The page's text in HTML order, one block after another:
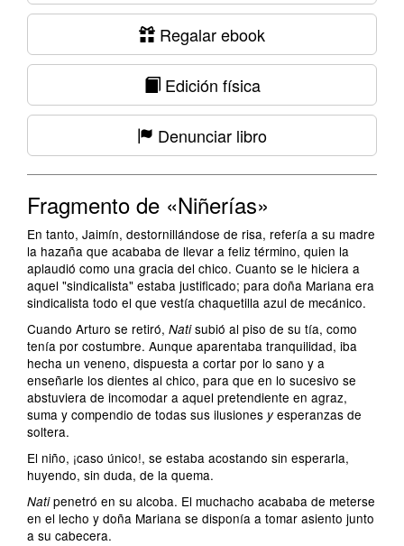
Regalar ebook
Edición física
Denunciar libro
Fragmento de «Niñerías»
En tanto, Jaimín, destornillándose de risa, refería a su madre
la hazaña que acababa de llevar a feliz término, quien la
aplaudió como una gracia del chico. Cuanto se le hiciera a
aquel "sindicalista" estaba justificado; para doña Mariana era
sindicalista todo el que vestía chaquetilla azul de mecánico.
Cuando Arturo se retiró, Natisubió al piso de su tía, como
tenía por costumbre. Aunque aparentaba tranquilidad, iba
hecha un veneno, dispuesta a cortar por lo sano y a
enseñarle los dientes al chico, para que en lo sucesivo se
abstuviera de incomodar a aquel pretendiente en agraz,
suma y compendio de todas sus ilusiones yesperanzas de
soltera.
El niño, ¡caso único!, se estaba acostando sin esperarla,
huyendo, sin duda, de la quema.
Natipenetró en su alcoba. El muchacho acababa de meterse
en el lecho y doña Mariana se disponía a tomar asiento junto
a su cabecera.